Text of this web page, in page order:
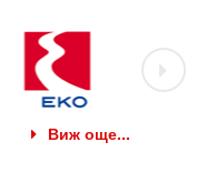
Виж още...